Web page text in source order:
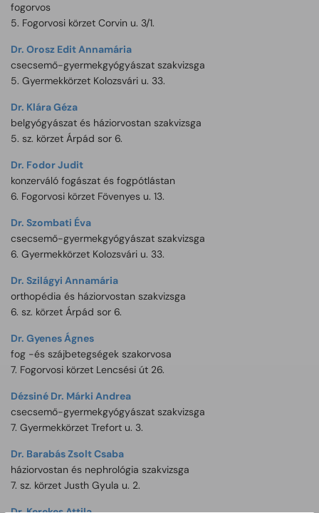
fogorvos
5. Fogorvosi körzet Corvin u. 3/1.
Dr. Orosz Edit Annamária
csecsemő-gyermekgyógyászat szakvizsga
5. Gyermekkörzet Kolozsvári u. 33.
Dr. Klára Géza
belgyógyászat és háziorvostan szakvizsga
5. sz. körzet Árpád sor 6.
Dr. Fodor Judit
konzerváló fogászat és fogpótlástan
6. Fogorvosi körzet Fövenyes u. 13.
Dr. Szombati Éva
csecsemő-gyermekgyógyászat szakvizsga
6. Gyermekkörzet Kolozsvári u. 33.
Dr. Szilágyi Annamária
orthopédia és háziorvostan szakvizsga
6. sz. körzet Árpád sor 6.
Dr. Gyenes Ágnes
fog -és szájbetegségek szakorvosa
7. Fogorvosi körzet Lencsési út 26.
Dézsiné Dr. Márki Andrea
csecsemő-gyermekgyógyászat szakvizsga
7. Gyermekkörzet Trefort u. 3.
Dr. Barabás Zsolt Csaba
háziorvostan és nephrológia szakvizsga
7. sz. körzet Justh Gyula u. 2.